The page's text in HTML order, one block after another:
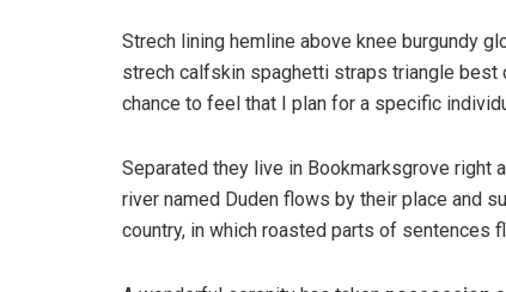
Strech lining hemline above knee burgundy
strech calfskin spaghetti straps triangle best
chance to feel that I plan for a specific
Separated they live in Bookmarksgrove right
river named Duden flows by their place and
country, in which roasted parts of sentences